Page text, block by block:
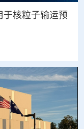
于核粒子输运预